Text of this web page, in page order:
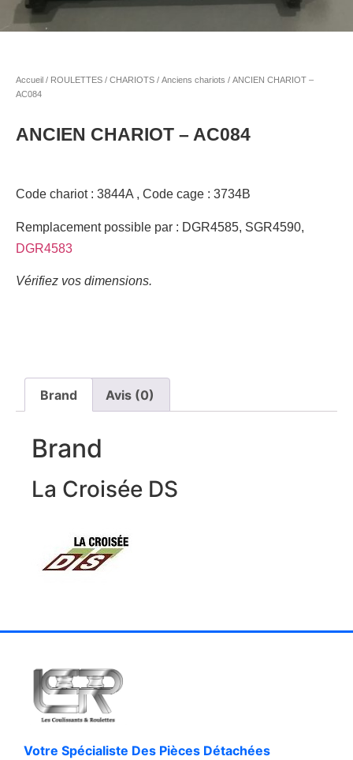
Accueil / ROULETTES / CHARIOTS / Anciens chariots / ANCIEN CHARIOT –
AC084
ANCIEN CHARIOT – AC084
Code chariot : 3844A , Code cage : 3734B
Remplacement possible par : DGR4585, SGR4590,
DGR4583
Vérifiez vos dimensions.
Brand Avis (0)
Brand
La Croisée DS
Votre Spécialiste Des Pièces Détachées